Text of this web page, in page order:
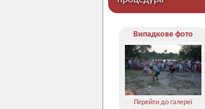
Випадкове фото
Перейти до галереї